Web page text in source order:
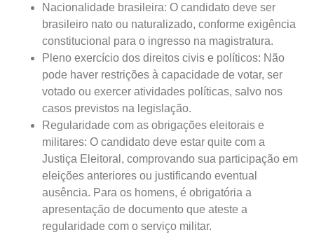
Nacionalidade brasileira: O candidato deve ser
brasileiro nato ou naturalizado, conforme exigência
constitucional para o ingresso na magistratura.
Pleno exercício dos direitos civis e políticos: Não
pode haver restrições à capacidade de votar, ser
votado ou exercer atividades políticas, salvo nos
casos previstos na legislação.
Regularidade com as obrigações eleitorais e
militares: O candidato deve estar quite com a
Justiça Eleitoral, comprovando sua participação em
eleições anteriores ou justificando eventual
ausência. Para os homens, é obrigatória a
apresentação de documento que ateste a
regularidade com o serviço militar.